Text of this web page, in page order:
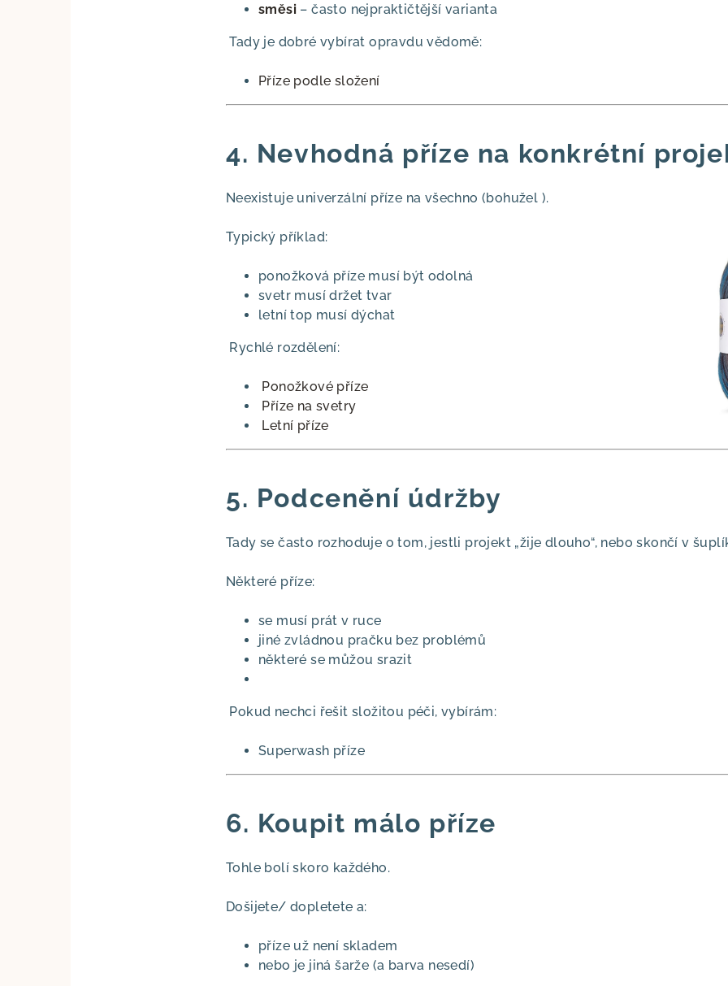
směsi – často nejpraktičtější varianta
Tady je dobré vybírat opravdu vědomě:
Příze podle složení
4. Nevhodná příze na konkrétní
Neexistuje univerzální příze na všechno (bohužel ).
Typický příklad:
ponožková příze musí být odolná
svetr musí držet tvar
letní top musí dýchat
Rychlé rozdělení:
Ponožkové příze
Příze na svetry
Letní příze
5. Podcenění údržby
Tady se často rozhoduje o tom, jestli projekt „žije dlouho“, nebo skončí v
Některé příze:
se musí prát v ruce
jiné zvládnou pračku bez problémů
některé se můžou srazit
Pokud nechci řešit složitou péči, vybírám:
Superwash příze
6. Koupit málo příze
Tohle bolí skoro každého.
Došijete/ dopletete a:
příze už není skladem
nebo je jiná šarže (a barva nesedí)